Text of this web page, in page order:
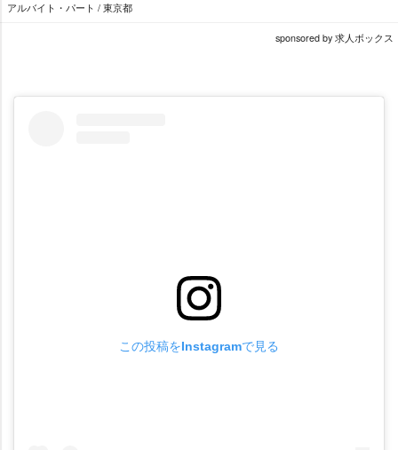
アルバイト・パート / 東京都
sponsored by 求人ボックス
この投稿をInstagramで見る